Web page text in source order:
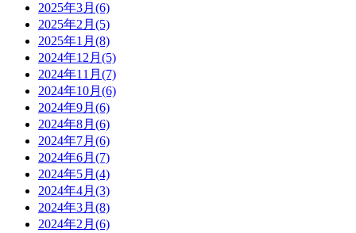
2025年3月(6)
2025年2月(5)
2025年1月(8)
2024年12月(5)
2024年11月(7)
2024年10月(6)
2024年9月(6)
2024年8月(6)
2024年7月(6)
2024年6月(7)
2024年5月(4)
2024年4月(3)
2024年3月(8)
2024年2月(6)